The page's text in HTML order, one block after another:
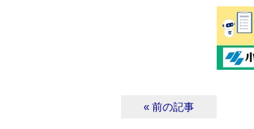
« 前の記事